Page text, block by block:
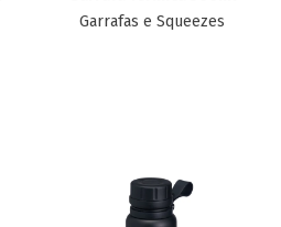
Garrafas e Squeezes